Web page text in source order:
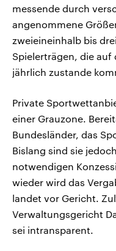
messende durch
angenommene
zweieineinhalb bis
Spielerträgen, die
jährlich zustande
Private
einer Grauzone.
Bundesländer, das
Bislang sind sie
notwendigen
wieder wird das
landet vor Gericht.
Verwaltungsgericht
sei intransparent.